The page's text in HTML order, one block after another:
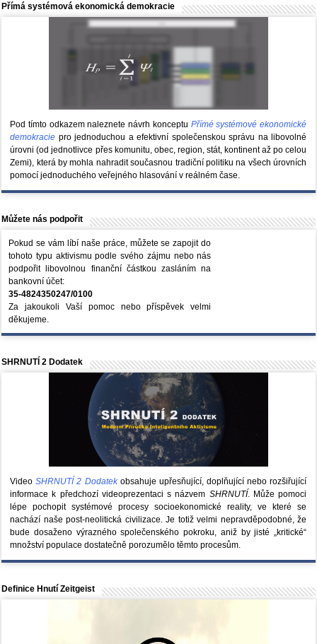
Přímá systémová ekonomická demokracie
Pod tímto odkazem naleznete návrh konceptu Přímé systémové ekonomické
demokracie pro jednoduchou a efektivní společenskou správu na libovolné
úrovni (od jednotlivce přes komunitu, obec, region, stát, kontinent až po celou
Zemi), která by mohla nahradit současnou tradiční politiku na všech úrovních
pomocí jednoduchého veřejného hlasování v reálném čase.
Můžete nás podpořit
Pokud se vám líbí naše práce, můžete se zapojit do
tohoto typu aktivismu podle svého zájmu nebo nás
podpořit libovolnou finanční částkou zasláním na
bankovní účet:
35-4824350247/0100
Za jakoukoli Vaší pomoc nebo příspěvek velmi
děkujeme.
SHRNUTÍ 2 Dodatek
VideoSHRNUTÍ 2 Dodatekobsahuje upřesňující, doplňující nebo rozšiřující
informace k předchozí videoprezentaci s názvem SHRNUTÍ. Může pomoci
lépe pochopit systémové procesy socioekonomické reality, ve které se
nachází naše post-neolitická civilizace. Je totiž velmi nepravděpodobné, že
bude dosaženo výrazného společenského pokroku, aniž by jisté „kritické“
množství populace dostatečně porozumělo těmto procesům.
Definice Hnutí Zeitgeist